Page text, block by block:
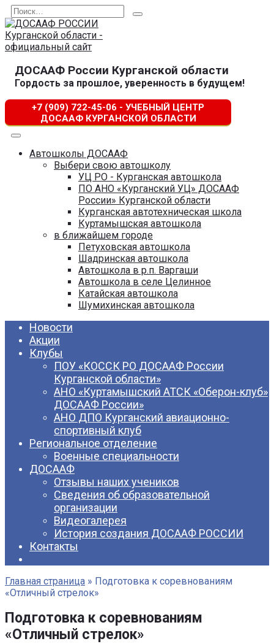
Перейти
к
содержанию
Search
for:
ДОСААФ России Курганской области
Гордость за прошлое, уверенность в будущем!
+7 (909) 722-45-06 - УЧЕБНЫЙ ЦЕНТР
ДОСААФ КУРГАНСКОЙ ОБЛАСТИ
Автошколы ДОСААФ
Выбери свою автошколу
УЦ РО - Курганская автошкола
ПО АНО «Курганский УЦ» ДОСААФ
России» Курганской области
Курганская автотехническая школа
Куртамышская автошкола
в ближайшем городе
Петуховская автошкола
Шадринская автошкола
Автошкола в р.п. Варгаши
Автошкола в селе Целинное
Катайская автошкола
Шумихинская автошкола
Новости
Акции
Клубы
ПОУ «КОССК РО ДОСААФ России
Курганской области»
АНО «Куртамышский АТСК «Оберон-клуб»
ДОСААФ России»
АНО ДПО Курганский авиационно-
спортивный клуб
Региональное отделение
Военные специальности
ДОСААФ
Отзывы наших учеников
Сведения об образовательной
организации
Видеогалерея
История создания ДОСААФ РОССИИ
Контакты
Главная страница » Подготовка к соревнованиям
«Отличный стрелок»
Подготовка к соревнованиям
«Отличный стрелок»